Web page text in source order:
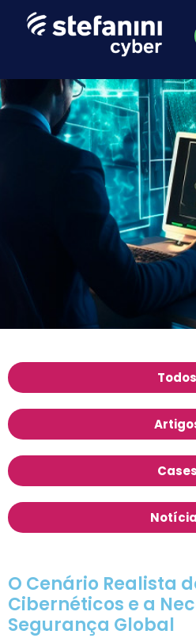
Todos
Cases
O Cenário Realista
Cibernéticos e a
Segurança Global